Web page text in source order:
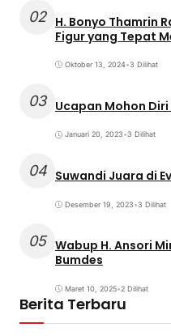
02 H. Bonyo Thamrin Rayes sebut
Figur yang Tepat
Oktober 13, 2024•3 Dilihat
03 Ucapan Mohon
Januari 20, 2023•3 Dilihat
04 Suwandi Juara di
Desember 19, 2023•3 Dilihat
05 Wabup H. Ansori
Bumdes
Maret 10, 2025•2 Dilihat
Berita Terbaru